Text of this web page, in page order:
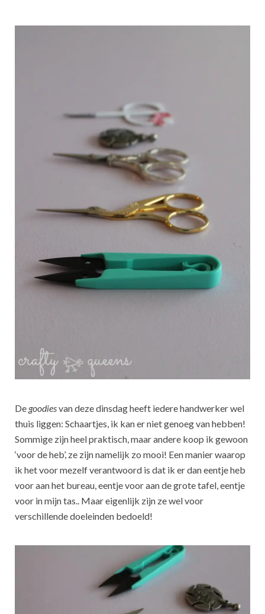
De goodiesvan deze dinsdag heeft iedere handwerker wel
thuis liggen: Schaartjes, ik kan er niet genoeg van hebben!
Sommige zijn heel praktisch, maar andere koop ik gewoon
‘voor de heb’, ze zijn namelijk zo mooi! Een manier waarop
ik het voor mezelf verantwoord is dat ik er dan eentje heb
voor aan het bureau, eentje voor aan de grote tafel, eentje
voor in mijn tas.. Maar eigenlijk zijn ze wel voor
verschillende doeleinden bedoeld!